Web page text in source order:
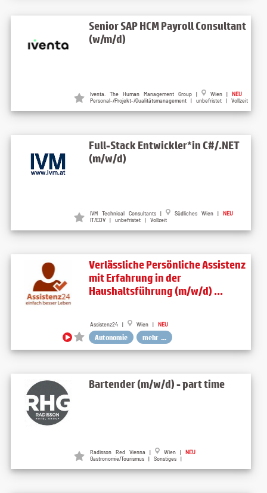
Senior SAP HCM Payroll Consultant
(w/m/d)
Iventa. The Human Management Group | Wien | NEU
Personal-/Projekt-/Qualitätsmanagement | unbefristet | Vollzeit
Full-Stack Entwickler*in C#/.NET
(m/w/d)
IVM Technical Consultants | Südliches Wien | NEU
IT/EDV | unbefristet | Vollzeit
Verlässliche Persönliche Assistenz
mit Erfahrung in der
Haushaltsführung (m/w/d) ...
Assistenz24 | Wien | NEU
Autonomie mehr ...
Bartender (m/w/d) - part time
Radisson Red Vienna | Wien | NEU
Gastronomie/Tourismus | Sonstiges |